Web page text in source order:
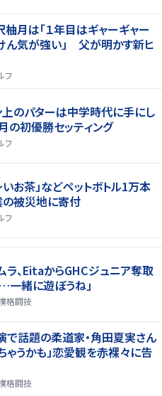
柚月は「１年目はギャーギャー
ん気が強い」 父が明かす新ヒ
フ
のパターは中学時代に手にし
の初優勝セッティング
フ
お茶」などペットボトル1万本
の被災地に寄付
フ
ムラ、EitaからGHCジュニア奪取
一緒に遊ぼうね」
格闘技
演で話題の柔道家・角田夏実さん
ゃうかも」恋愛観を赤裸々に告
格闘技